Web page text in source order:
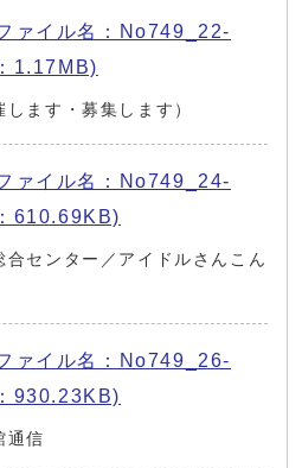
ァイル名：No749_22-
1.17MB)
ます・募集します）
ァイル名：No749_24-
610.69KB)
合センター／アイドルさんこん
ァイル名：No749_26-
930.23KB)
通信